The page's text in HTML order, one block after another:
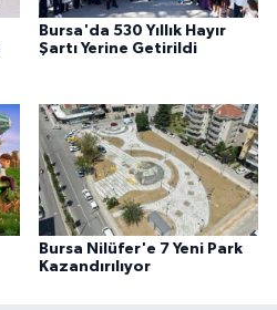
Bursa'da 530 Yıllık Hayır
Şartı Yerine Getirildi
Bursa Nilüfer'e 7 Yeni Park
Kazandırılıyor